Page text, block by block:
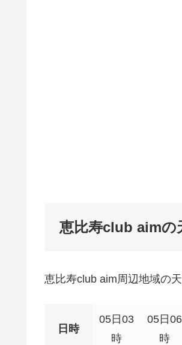
恵比寿club aimの
恵比寿club aim周辺地域の天
日時
05日03
時
05日06
時